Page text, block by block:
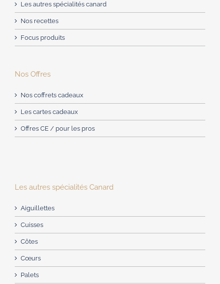
Les autres spécialités canard
Nos recettes
Focus produits
Nos Offres
Nos coffrets cadeaux
Les cartes cadeaux
Offres CE / pour les pros
Les autres spécialités Canard
Aiguillettes
Cuisses
Côtes
Cœurs
Palets